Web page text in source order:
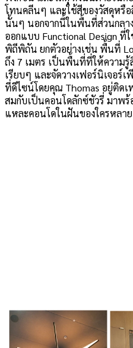
โทนคลีนๆ และใช้สีของวัสดุหรื
นั้นๆ นอกจากนี้ในพื้นที่ส่วนกลา
ออกแบบ Functional Design ที่
พิถีพิถัน ยกตัวอย่างเช่น พื้นที่
ถึง 7 เมตร เป็นพื้นที่ที่ให้ความ
เรียบๆ และจัดวางเฟอร์นิเจอร์
ที่ดีไซน์โดยคุณ Thomas อยู่ติด
สมกับเป็นคอนโดลักซ์ชัวรี่ มาพ
แหละคอนโดในฝันของใครหลา